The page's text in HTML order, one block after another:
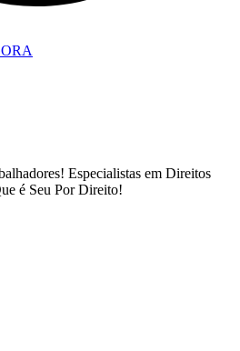
Especialistas em Direitos
é Seu Por Direito!